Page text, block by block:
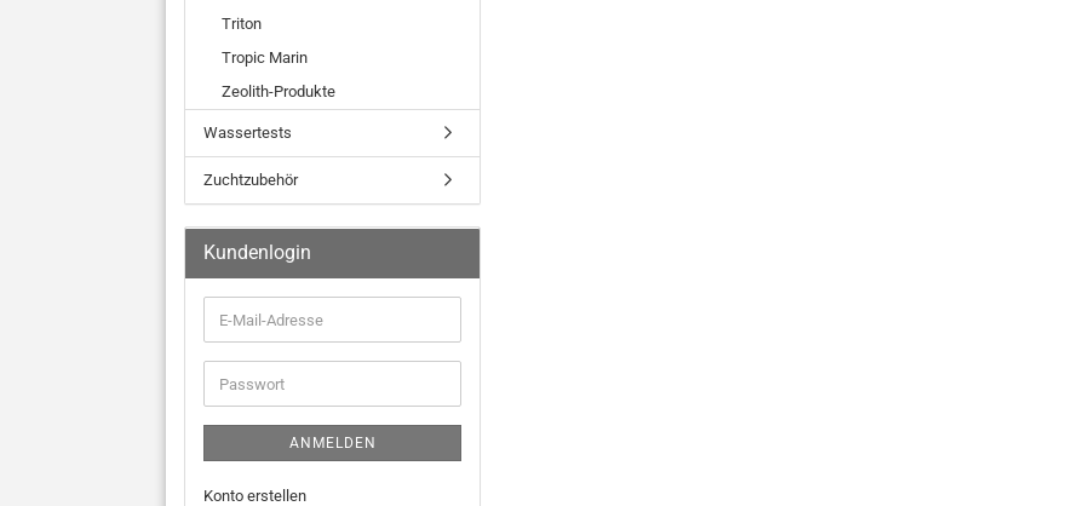
Triton
Tropic Marin
Zeolith-Produkte
Wassertests
Zuchtzubehör
Kundenlogin
ANMELDEN
Konto erstellen